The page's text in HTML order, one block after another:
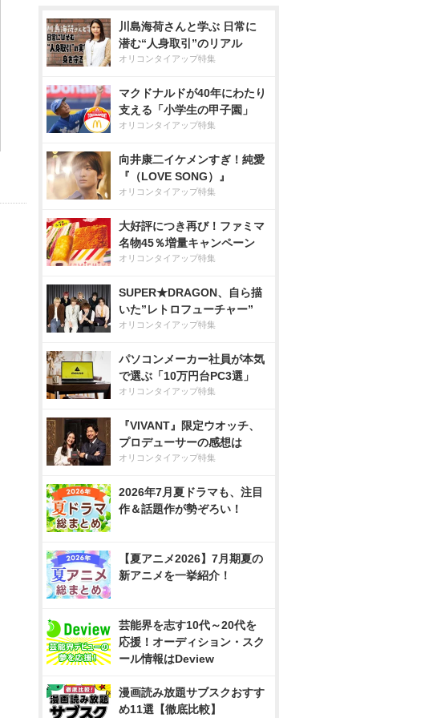
川島海荷さんと学ぶ 日常に
潜む“人身取引”のリアル
オリコンタイアップ特集
マクドナルドが40年にわたり
支える「小学生の甲子園」
オリコンタイアップ特集
向井康二イケメンすぎ！純愛
『（LOVE SONG）』
オリコンタイアップ特集
大好評につき再び！ファミマ
名物45％増量キャンペーン
オリコンタイアップ特集
SUPER★DRAGON、自ら描
いた”レトロフューチャー”
オリコンタイアップ特集
パソコンメーカー社員が本気
で選ぶ「10万円台PC3選」
オリコンタイアップ特集
『VIVANT』限定ウオッチ、
プロデューサーの感想は
オリコンタイアップ特集
2026年7月夏ドラマも、注目
作＆話題作が勢ぞろい！
【夏アニメ2026】7月期夏の
新アニメを一挙紹介！
芸能界を志す10代～20代を
応援！オーディション・スク
ール情報はDeview
漫画読み放題サブスクおすす
め11選【徹底比較】